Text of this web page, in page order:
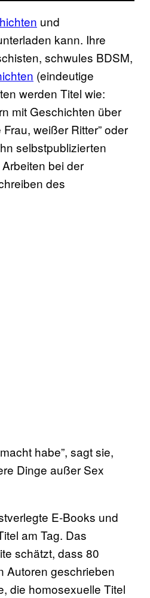
und
kann. Ihre
schwules BDSM,
(eindeutige
werden Titel wie:
mit Geschichten über
weißer Ritter” oder
selbstpublizierten
bei der
des
habe”, sagt sie,
Dinge außer Sex
E-Books und
am Tag. Das
schätzt, dass 80
Autoren geschrieben
die homosexuelle Titel